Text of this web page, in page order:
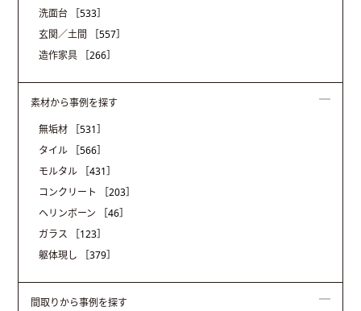
洗面台
［533］
玄関／土間
［557］
造作家具
［266］
素材から事例を探す
無垢材
［531］
タイル
［566］
モルタル
［431］
コンクリート
［203］
ヘリンボーン
［46］
ガラス
［123］
躯体現し
［379］
間取りから事例を探す